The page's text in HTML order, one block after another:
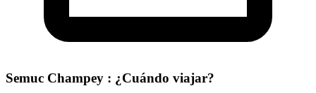
Semuc Champey : ¿Cuándo viajar?